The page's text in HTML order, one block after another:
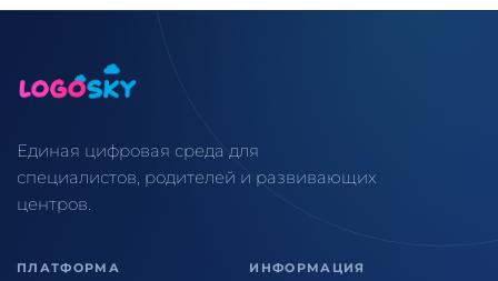
Единая цифровая среда для
специалистов, родителей и развивающих
центров.
ПЛАТФОРМА ИНФОРМАЦИЯ